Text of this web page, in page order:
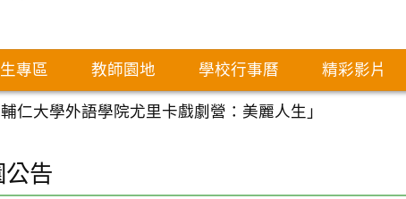
專區 教師園地 學校行事曆 精彩影片
仁大學外語學院尤里卡戲劇營：美麗人生」
公告